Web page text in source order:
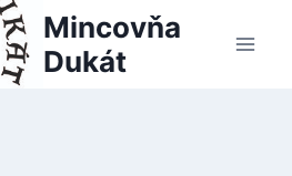
Mincovňa
Dukát